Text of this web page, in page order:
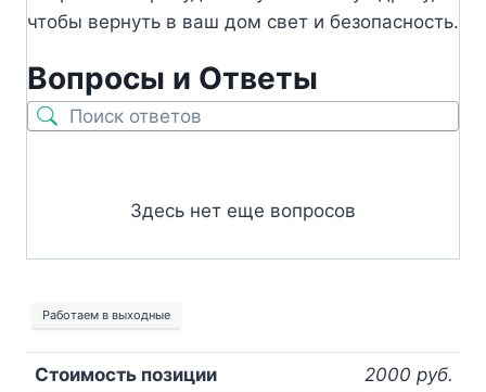
чтобы вернуть в ваш дом свет и безопасность.
Вопросы и Ответы
Здесь нет еще вопросов
Работаем в выходные
Стоимость позиции 2000 руб.